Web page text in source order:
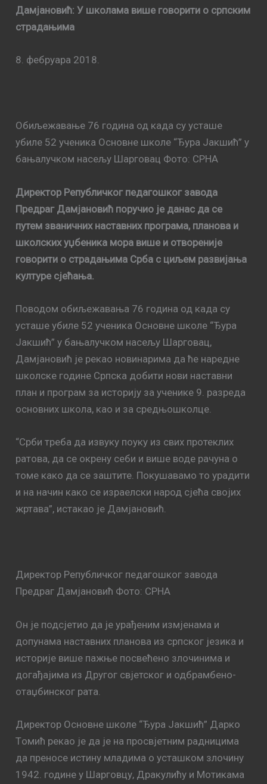
Дамјановић: У школама више говорити о српским
страдањима
8. фебруара 2018.
Обиљежавање 76 година од када су усташе
убиле 52 ученика Основне школе “Ђура Јакшић” у
бањалучком насељу Шарговац Фото: СРНА
Директор Републичког педагошког завода
Предраг Дамјановић поручио је данас да се
путем званичних наставних програма, планова и
школских уџбеника мора више и отвореније
говорити о страдањима Срба с циљем развијања
културе сјећања.
Поводом обиљежавања 76 година од када су
усташе убиле 52 ученика Основне школе “Ђура
Јакшић” у бањалучком насељу Шарговац,
Дамјановић је рекао новинарима да ће наредне
школске године Српска добити нови наставни
план и програм за историју за ученике 9. разреда
основних школа, као и за средњошколце.
“Срби треба да извуку поуку из свих протеклих
ратова, да се окрену себи и више воде рачуна о
томе како да се заштите. Покушавамо то урадити
и на начин како се израелски народ сјећа својих
жртава”, истакао је Дамјановић.
Директор Републичког педагошког завода
Предраг Дамјановић Фото: СРНА
Он је подсјетио да је урађеним измјенама и
допунама наставних планова из српског језика и
историје више пажње посвећено злочинима и
догађајима из Другог свјетског и одбрамбено-
отаџбинског рата.
Директор Основне школе “Ђура Јакшић” Дарко
Tомић рекао је да је на просвјетним радницима
да преносе истину младима о усташком злочину
1942. године у Шарговцу, Дракулићу и Мотикама